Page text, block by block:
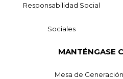
Responsabilidad Social
Sociales
MANTÉNGASE
Mesa de